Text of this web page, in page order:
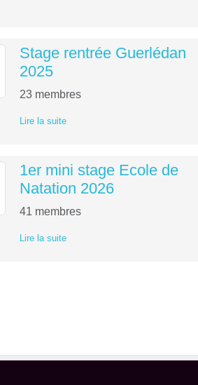
Stage rentrée Guerlédan
2025
23membres
Lire la suite
1er mini stage Ecole de
Natation 2026
41 membres
Lire la suite